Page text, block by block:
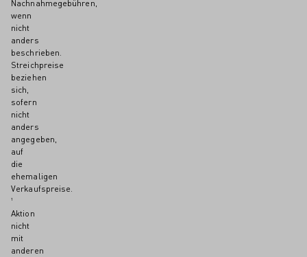
Nachnahmegebühren,
wenn
nicht
anders
beschrieben.
Streichpreise
beziehen
sich,
sofern
nicht
anders
angegeben,
auf
die
ehemaligen
Verkaufspreise.
¹
Aktion
nicht
mit
anderen